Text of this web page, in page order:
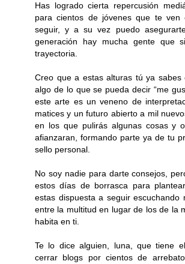
Has logrado cierta repercusión
para cientos de jóvenes que te ven
seguir, y a su vez puedo
generación hay mucha gente que
trayectoria.
Creo que a estas alturas tú ya
algo de lo que se pueda decir “me
este arte es un veneno de
matices y un futuro abierto a mil
en los que pulirás algunas cosas y
afianzaran, formando parte ya de tu
sello personal.
No soy nadie para darte consejos,
estos días de borrasca para
estas dispuesta a seguir escuchando
entre la multitud en lugar de los de la
habita en ti.
Te lo dice alguien, luna, que tiene
cerrar blogs por cientos de